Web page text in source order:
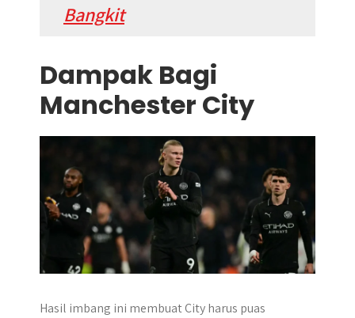
Bangkit
Dampak Bagi
Manchester City
Hasil imbang ini membuat City harus puas